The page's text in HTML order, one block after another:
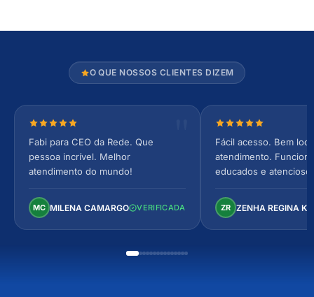
O QUE NOSSOS CLIENTES DIZEM
Nota 5 de 5 estrelas
Fabi para CEO da Rede. Que
pessoa incrível. Melhor
atendimento do mundo!
MC MILENA CAMARGO VERIFICADA
Nota 5 de 5
Fácil acesso. Bem
atendimento.
educados e
Perfeito!
ZR ZENHA REGINA